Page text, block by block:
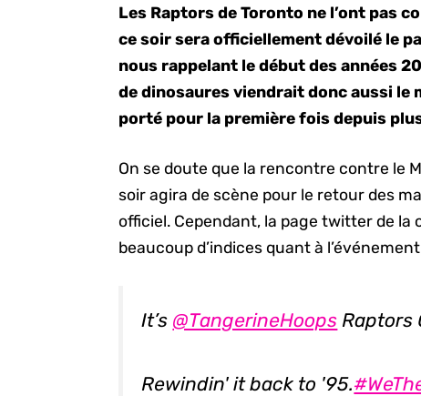
Les Raptors de Toronto ne l’ont pas
ce soir sera officiellement dévoilé le
nous rappelant le début des années
de dinosaures viendrait donc aussi le
porté pour la première fois depuis
On se doute que la rencontre contre le
soir agira de scène pour le retour des
officiel. Cependant, la page twitter de
beaucoup d’indices quant à
It’s @TangerineHoops Raptors
Rewindin' it back to '95.